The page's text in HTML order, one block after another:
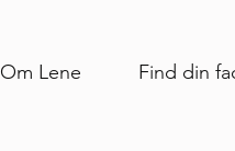
Om Lene Find din